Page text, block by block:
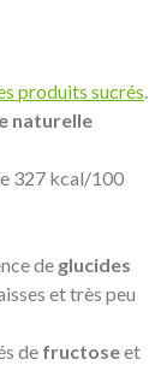
produits sucrés.
naturelle
327 kcal/100
de glucides
et très peu
de fructoseet